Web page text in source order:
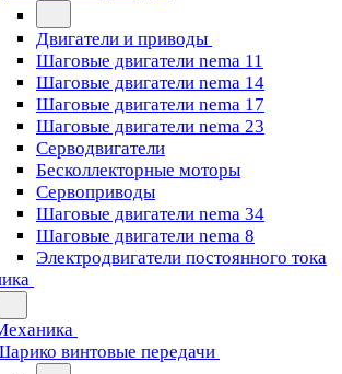
Двигатели и приводы
Шаговые двигатели nema 11
Шаговые двигатели nema 14
Шаговые двигатели nema 17
Шаговые двигатели nema 23
Cерводвигатели
Бесколлекторные моторы
Сервоприводы
Шаговые двигатели nema 34
Шаговые двигатели nema 8
Электродвигатели постоянного тока
винтовые передачи